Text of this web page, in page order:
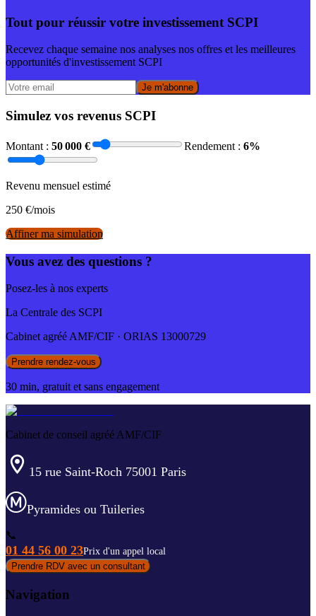
Tout pour réussir votre investissement SCPI
Recevez chaque semaine nos analyses nos offres et les meilleures
opportunités d'investissement SCPI
Je m'abonne
Simulez vos revenus SCPI
Montant : 50 000 € Rendement : 6%
Revenu mensuel estimé
250 €/mois
Affiner ma simulation
Vous avez des questions ?
Posez-les à nos experts
La Centrale des SCPI
Cabinet agréé AMF/CIF · ORIAS 13000729
Prendre rendez-vous
30 min, gratuit et sans engagement
Cabinet de conseil agréé AMF/CIF
15 rue Saint-Roch 75001 Paris
Pyramides ou Tuileries
📞
01 44 56 00 23Prix d'un appel local
Prendre RDV avec un consultant
Navigation